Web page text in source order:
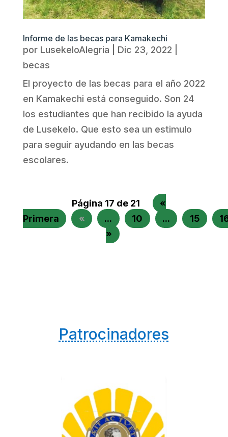
Informe de las becas para Kamakechi
por LusekeloAlegria Dic 23, 2022
becas
El proyecto de las becas para el año 2022
en Kamakechi está conseguido. Son 24
los estudiantes que han recibido la ayuda
de Lusekelo. Que esto sea un estimulo
para seguir ayudando en las becas
escolares.
Página 17 de 21
«
Primera
« ... 10 ... 15
»
Patrocinadores